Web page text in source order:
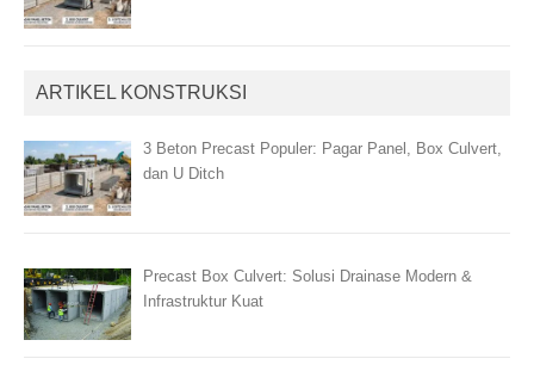
ARTIKEL KONSTRUKSI
3 Beton Precast Populer: Pagar Panel, Box Culvert,
dan U Ditch
Precast Box Culvert: Solusi Drainase Modern &
Infrastruktur Kuat